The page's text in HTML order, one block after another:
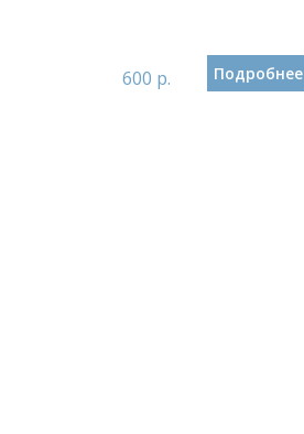
600 р. Подробнее